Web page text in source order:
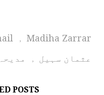
Madiha Zarrar
,
عثمان سہیل ,
POSTS